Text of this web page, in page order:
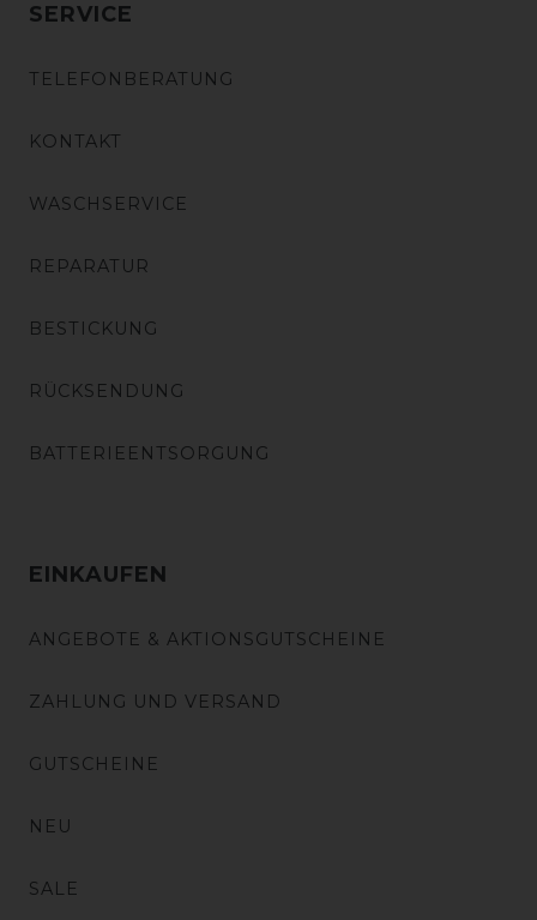
SERVICE
TELEFONBERATUNG
KONTAKT
WASCHSERVICE
REPARATUR
BESTICKUNG
RÜCKSENDUNG
BATTERIEENTSORGUNG
EINKAUFEN
ANGEBOTE & AKTIONSGUTSCHEINE
ZAHLUNG UND VERSAND
GUTSCHEINE
NEU
SALE